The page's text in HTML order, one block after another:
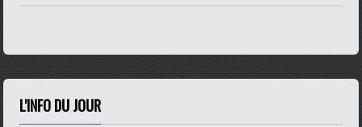
L'INFO DU JOUR